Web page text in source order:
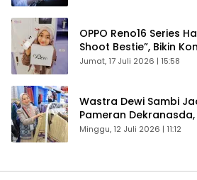
OPPO Reno16 Series
Shoot Bestie”, Bikin
Betah
Jumat, 17 Juli 2026 | 15:58
Wastra Dewi Sambi
Pameran
Pengunjung
Minggu, 12 Juli 2026 | 11:12